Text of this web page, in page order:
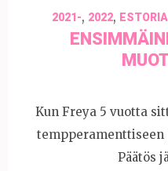
2021-, 2022,
Kun Freya 5 vuotta
tempperamenttiseen
Päätös